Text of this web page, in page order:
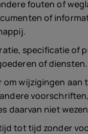
fouten of
of
specificatie
of diensten.
wijzigingen
daarvan niet
tot tijd zonder